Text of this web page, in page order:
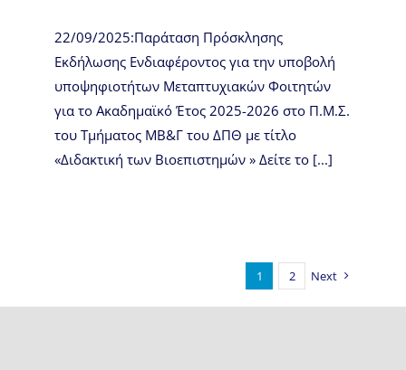
22/09/2025:Παράταση Πρόσκλησης
Εκδήλωσης Ενδιαφέροντος για την υποβολή
υποψηφιοτήτων Μεταπτυχιακών Φοιτητών
για το Ακαδημαϊκό Έτος 2025-2026 στο Π.Μ.Σ.
του Τμήματος ΜΒ&Γ του ΔΠΘ με τίτλο
«Διδακτική των Βιοεπιστημών » Δείτε το [...]
1 2 Next